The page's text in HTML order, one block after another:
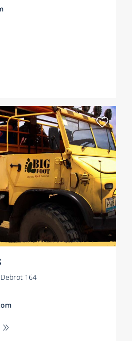
CARIBE ISLAND ESCAPE GAMES
Als
164
ÜBER BIG FOOT TOURS